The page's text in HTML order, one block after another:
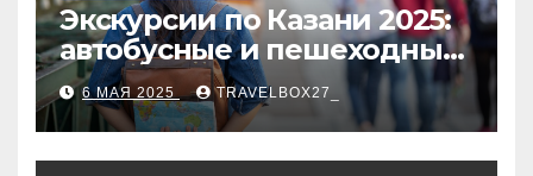
Экскурсии по Казани 2025:
автобусные и пешеходные
туры от туроператора
«Казан360»
6 МАЯ 2025 TRAVELBOX27_